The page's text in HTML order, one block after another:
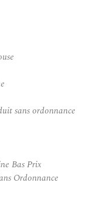
sans ordonnance
Bas Prix
Ordonnance